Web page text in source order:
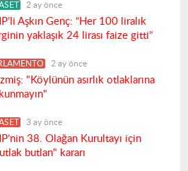
2 ay önce
Aşkın Genç: “Her 100 liralık
yaklaşık 24 lirası faize gitti”
2 ay önce
"Köylünün asırlık otlaklarına
3 ay önce
38. Olağan Kurultayı için
butlan" kararı